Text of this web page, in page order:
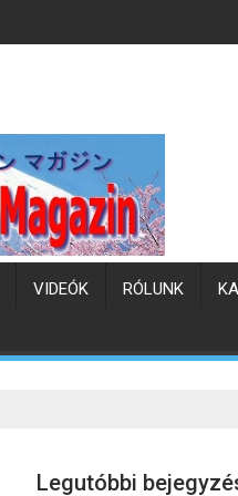
VIDEÓK RÓLUNK
Legutóbbi